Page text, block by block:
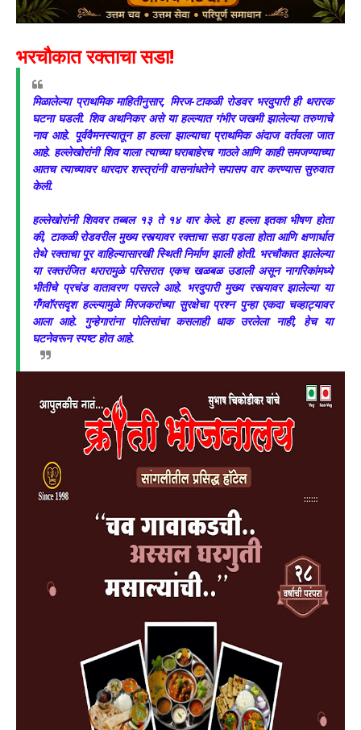
भरचौकात रक्ताचा सडा!
​मिळालेल्या प्राथमिक माहितीनुसार, मिरज-टाकळी रोडवर भरदुपारी ही थरारक
घटना घडली. शिव अथनिकर असे या हल्ल्यात गंभीर जखमी झालेल्या तरुणाचे
नाव आहे. पूर्ववैमनस्यातून हा हल्ला झाल्याचा प्राथमिक अंदाज वर्तवला जात
आहे. हल्लेखोरांनी शिव याला त्याच्या घराबाहेरच गाठले आणि काही समजण्याच्या
आतच त्याच्यावर धारदार शस्त्रांनी वासनांधतेने सपासप वार करण्यास सुरुवात
केली.
​हल्लेखोरांनी शिववर तब्बल १३ ते १४ वार केले. हा हल्ला इतका भीषण होता
की, टाकळी रोडवरील मुख्य रस्त्यावर रक्ताचा सडा पडला होता आणि क्षणार्धात
तेथे रक्ताचा पूर वाहिल्यासारखी स्थिती निर्माण झाली होती. भरचौकात झालेल्या
या रक्तरंजित थरारामुळे परिसरात एकच खळबळ उडाली असून नागरिकांमध्ये
भीतीचे प्रचंड वातावरण पसरले आहे. भरदुपारी मुख्य रस्त्यावर झालेल्या या
गँगवॉरसदृश हल्ल्यामुळे मिरजकरांच्या सुरक्षेचा प्रश्न पुन्हा एकदा चव्हाट्यावर
आला आहे. गुन्हेगारांना पोलिसांचा कसलाही धाक उरलेला नाही, हेच या
घटनेवरून स्पष्ट होत आहे.